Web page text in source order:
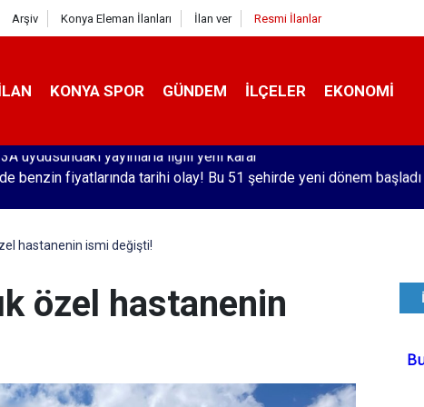
Arşiv Konya Eleman İlanları İlan ver Resmi İlanlar
KONYA SPOR GÜNDEM İLÇELER EKONOMI
benzin fiyatlarında tarihi olay! Bu 51 şehirde yeni dönem başladı
hastanenin ismi değişti!
özel hastanenin